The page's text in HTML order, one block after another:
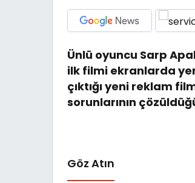
Ünlü oyuncu Sarp
ilk filmi ekranlarda
çıktığı yeni reklam
sorunlarının
Göz Atın